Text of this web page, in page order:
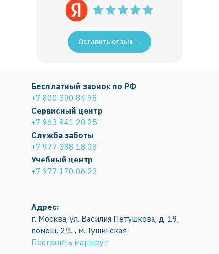
Оставить отзыв →
Адрес:
г. Москва, ул. Василия Петушкова, д. 19,
помещ. 2/1 , м. Тушинская
Построить маршрут
Учебный центр
+7 977 170 06 23
Сервисный центр
+7 963 941 20 25
Служба заботы
+7 977 388 18 08
Бесплатный звонок по РФ
+7 800 300 84 98